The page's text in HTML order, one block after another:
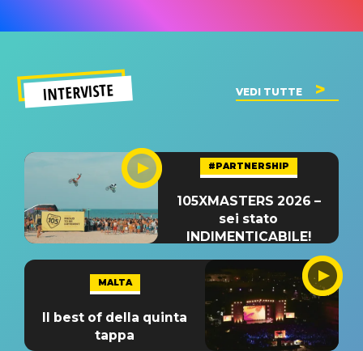
INTERVISTE VEDI TUTTE
#PARTNERSHIP
105XMASTERS 2026 –
sei stato
INDIMENTICABILE!
MALTA
Il best of della quinta
tappa